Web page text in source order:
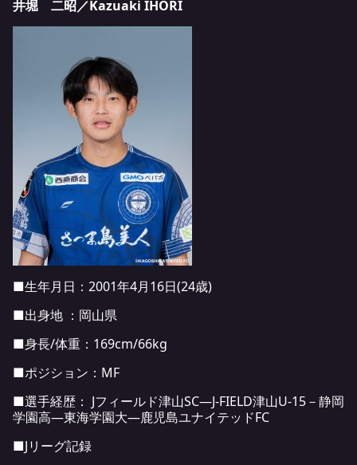
井堀 二昭／Kazuaki IHORI
■生年月日：2001年4月16日(24歳)
■出身地 ：岡山県
■身長/体重：169cm/66kg
■ポジション：MF
■選手経歴： Jフィールド津山SC―J-FIELD津山U-15－静岡
学園高―東海学園大―鹿児島ユナイテッドFC
■Jリーグ記録